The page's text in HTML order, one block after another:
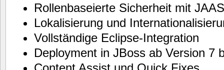
Rollenbaseierte Sicherheit mit JAAS
Lokalisierung und
Vollständige Eclipse-Integration
Deployment in JBoss ab Version 7